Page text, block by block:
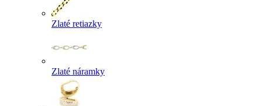
Zlaté retiazky
Zlaté náramky